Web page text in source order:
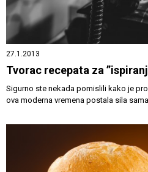
27.1.2013
Tvorac recepata za
Sigurno ste nekada pomislili kako je
ova moderna vremena postala sila